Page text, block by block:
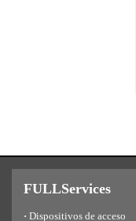
FULLServices
· Dispositivos de acceso